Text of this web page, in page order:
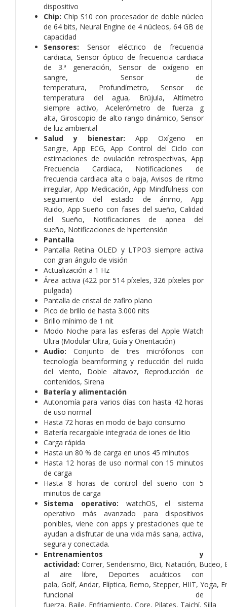
dispositivo
Chip:Chip S10 con procesador de doble núcleo
de 64 bits, Neural Engine de 4 núcleos, 64 GB de
capacidad
Sensores:
Sensor eléctrico de frecuencia
cardiaca, Sensor óptico de frecuencia cardiaca
de 3.ª generación, Sensor de oxígeno en
sangre, Sensor de
temperatura, Profundímetro,Sensor de
temperatura del agua, Brújula, Altímetro
siempre activo, Acelerómetro de fuerza g
alta,Giroscopio de alto rango dinámico,Sensor
de luz ambiental
Salud y bienestar:
App Oxígeno en
Sangre,App ECG,App Control del Ciclo con
estimaciones de ovulación retrospectivas, App
Frecuencia Cardiaca, Notificaciones de
frecuencia cardiaca alta o baja,Avisos de ritmo
irregular, App Medicación,App Mindfulness con
seguimiento del estado de ánimo, App
Ruido, App Sueño con fases del sueño,Calidad
del Sueño, Notificaciones de apnea del
sueño, Notificaciones de hipertensión
Pantalla
Pantalla Retina OLED y LTPO3 siempre activa
con gran ángulo de visión
Actualización a 1 Hz
Área activa (422 por 514 píxeles, 326 píxeles por
pulgada)
Pantalla de cristal de zafiro plano
Pico de brillo de hasta 3.000 nits
Brillo mínimo de 1 nit
Modo Noche para las esferas del Apple Watch
Ultra (Modular Ultra, Guía y Orientación)
Audio:Conjunto de tres micrófonos con
tecnología beamforming y reducción del ruido
del viento, Doble altavoz, Reproducción de
contenidos, Sirena
Batería y alimentación
Autonomía para varios días con hasta 42 horas
de uso normal
Hasta 72 horas en modo de bajo consumo
Batería recargable integrada de iones de litio
Carga rápida
Hasta un 80 % de carga en unos 45 minutos
Hasta 12 horas de uso normal con 15 minutos
de carga
Hasta 8 horas de control del sueño con 5
minutos de carga
Sistema operativo: watchOS, el sistema
operativo más avanzado para dispositivos
ponibles, viene con apps y prestaciones que te
ayudan a disfrutar de una vida más sana, activa,
segura y conectada.
Entrenamientos y
actividad: Correr, Senderismo, Bici, Natación, Buceo,
al aire libre, Deportes acuáticos con
pala, Golf, Andar, Elíptica, Remo, Stepper, HIIT, Yoga,
funcional de
fuerza, Baile, Enfriamiento, Core, Pilates, Taichí, Silla